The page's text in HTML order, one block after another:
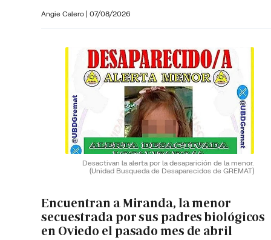
Angie Calero | 07/08/2026
Desactivan la alerta por la desaparición de la menor.
(Unidad Busqueda de Desaparecidos de GREMAT)
Encuentran a Miranda, la menor
secuestrada por sus padres biológicos
en Oviedo el pasado mes de abril